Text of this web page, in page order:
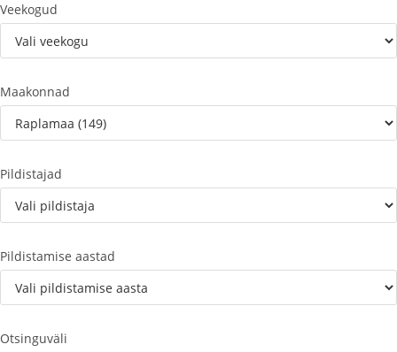
Veekogud
Maakonnad
Pildistajad
Pildistamise aastad
Otsinguväli